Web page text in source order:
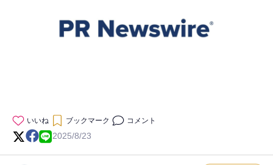
いいね ブックマーク コメント
2025/8/23